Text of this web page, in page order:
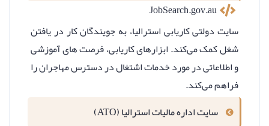
JobSearch.gov.au
سایت دولتی کاریابی استرالیا، به جویندگان کار در یافتن
شغل کمک می‌کند. ابزارهای کاریابی، فرصت های آموزشی
و اطلاعاتی در مورد خدمات اشتغال در دسترس مهاجران را
فراهم می‌کند.
سایت اداره مالیات استرالیا (ATO)